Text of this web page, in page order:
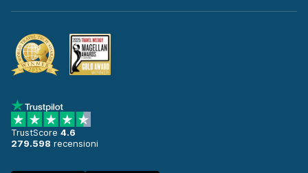
TrustScore 4.6
279.598 recensioni